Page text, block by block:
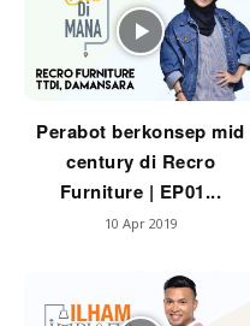
Sembang Laman
Tip Impiana
Tip Laman
Perabot berkonsep mid
century di Recro
Furniture | EP01...
10 Apr 2019